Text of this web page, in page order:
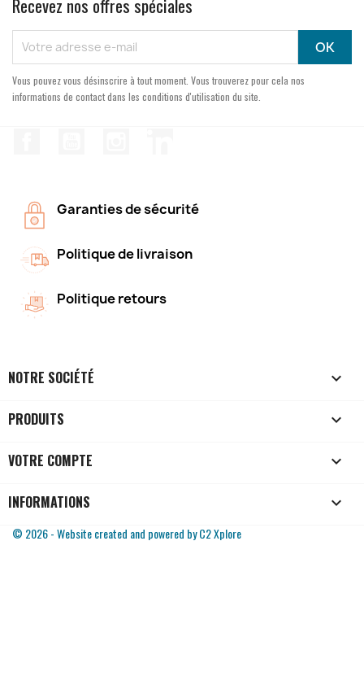
Recevez nos offres spéciales
Vous pouvez vous désinscrire à tout moment. Vous trouverez pour cela nos
informations de contact dans les conditions d'utilisation du site.
Garanties de sécurité
Politique de livraison
Politique retours
NOTRE SOCIÉTÉ 
PRODUITS 
VOTRE COMPTE 
INFORMATIONS keyboard_arrow_down
© 2026 - Website created and powered by C2 Xplore